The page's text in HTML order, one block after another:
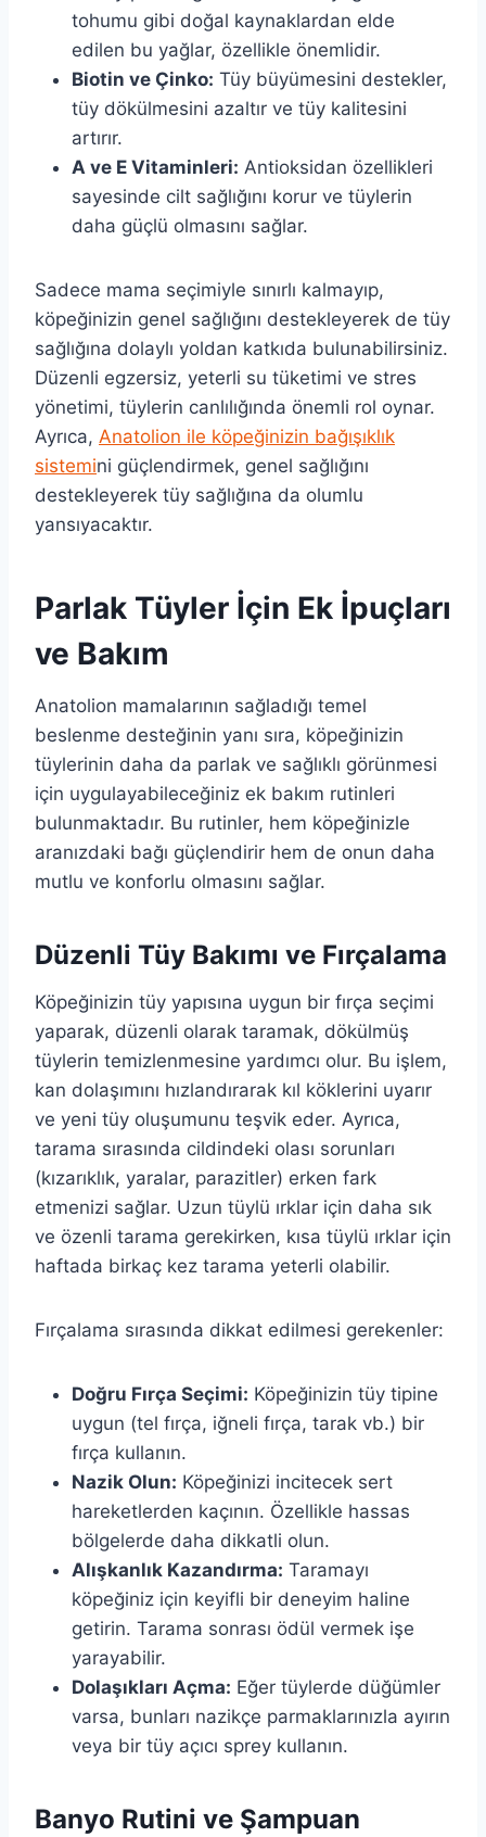
tohumu gibi doğal kaynaklardan elde
edilen bu yağlar, özellikle önemlidir.
Biotin ve Çinko: Tüy büyümesini destekler,
tüy dökülmesini azaltır ve tüy kalitesini
artırır.
A ve E Vitaminleri: Antioksidan özellikleri
sayesinde cilt sağlığını korur ve tüylerin
daha güçlü olmasını sağlar.
Sadece mama seçimiyle sınırlı kalmayıp,
köpeğinizin genel sağlığını destekleyerek de tüy
sağlığına dolaylı yoldan katkıda bulunabilirsiniz.
Düzenli egzersiz, yeterli su tüketimi ve stres
yönetimi, tüylerin canlılığında önemli rol oynar.
Ayrıca, Anatolion ile köpeğinizin bağışıklık
sistemini güçlendirmek, genel sağlığını
destekleyerek tüy sağlığına da olumlu
yansıyacaktır.
Parlak Tüyler İçin Ek İpuçları
ve Bakım
Anatolion mamalarının sağladığı temel
beslenme desteğinin yanı sıra, köpeğinizin
tüylerinin daha da parlak ve sağlıklı görünmesi
için uygulayabileceğiniz ek bakım rutinleri
bulunmaktadır. Bu rutinler, hem köpeğinizle
aranızdaki bağı güçlendirir hem de onun daha
mutlu ve konforlu olmasını sağlar.
Düzenli Tüy Bakımı ve Fırçalama
Köpeğinizin tüy yapısına uygun bir fırça seçimi
yaparak, düzenli olarak taramak, dökülmüş
tüylerin temizlenmesine yardımcı olur. Bu işlem,
kan dolaşımını hızlandırarak kıl köklerini uyarır
ve yeni tüy oluşumunu teşvik eder. Ayrıca,
tarama sırasında cildindeki olası sorunları
(kızarıklık, yaralar, parazitler) erken fark
etmenizi sağlar. Uzun tüylü ırklar için daha sık
ve özenli tarama gerekirken, kısa tüylü ırklar için
haftada birkaç kez tarama yeterli olabilir.
Fırçalama sırasında dikkat edilmesi gerekenler:
Doğru Fırça Seçimi: Köpeğinizin tüy tipine
uygun (tel fırça, iğneli fırça, tarak vb.) bir
fırça kullanın.
Nazik Olun: Köpeğinizi incitecek sert
hareketlerden kaçının. Özellikle hassas
bölgelerde daha dikkatli olun.
Alışkanlık Kazandırma: Taramayı
köpeğiniz için keyifli bir deneyim haline
getirin. Tarama sonrası ödül vermek işe
yarayabilir.
Dolaşıkları Açma: Eğer tüylerde düğümler
varsa, bunları nazikçe parmaklarınızla ayırın
veya bir tüy açıcı sprey kullanın.
Banyo Rutini ve Şampuan